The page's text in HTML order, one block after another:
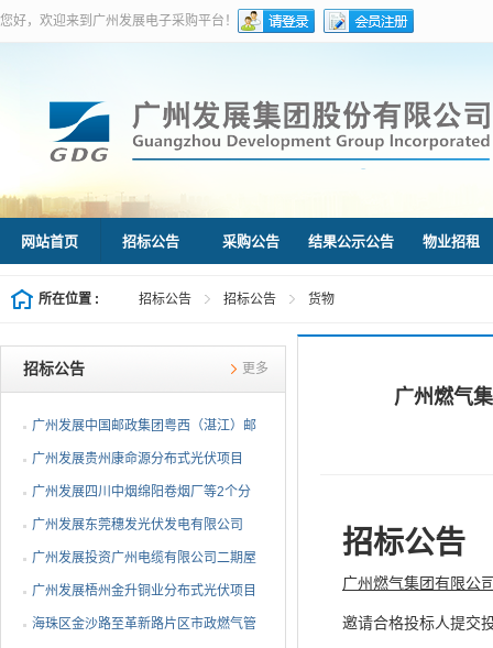
您好，欢迎来到广州发展电子采购平台！
网站首页 招标公告 采购公告 结果公示公告 物业招租
所在位置 : 招标公告 招标公告 货物
广州燃气
招标公告
广州燃气集团有限公
邀请合格投标人提交
招标公告 更多
广州发展中国邮政集团粤西（湛江）邮
件处理中心等3个分布...
广州发展贵州康命源分布式光伏项目
EPC总承包（第二次招标...
广州发展四川中烟绵阳卷烟厂等2个分
布式光伏项目EPC总承包...
广州发展东莞穗发光伏发电有限公司
（广州港新沙港务有限公...
广州发展投资广州电缆有限公司二期屋
顶分布式光伏项目EPC...
广州发展梧州金升铜业分布式光伏项目
EPC总承包招标公告
海珠区金沙路至革新路片区市政燃气管